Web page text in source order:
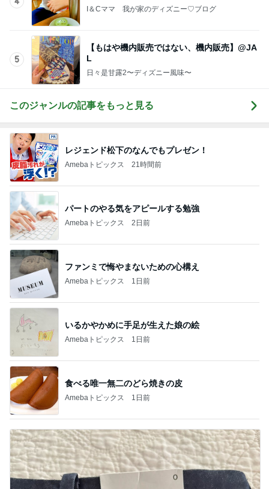
I＆Cママ 我が家のディズニー♡ブログ
5
【もはや機内販売ではない、機内販売】@JA
L
日々是甘露2〜ディズニー風味〜
このジャンルの記事をもっと見る
レジェンド松下のなんでもプレゼン！
Amebaトピックス 21時間前
パートのやる気をアピールする勉強
Amebaトピックス 2日前
ファンミで悔やまないための心構え
Amebaトピックス 1日前
いるかやかめに手足が生えた娘の絵
Amebaトピックス 1日前
食べる唯一無二のどら焼きの皮
Amebaトピックス 1日前